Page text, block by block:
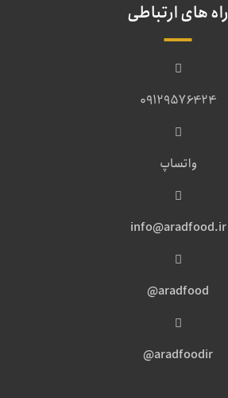
راه های ارتباطی
09129576424
واتساپ
info@aradfood.ir
aradfood@
aradfoodir@